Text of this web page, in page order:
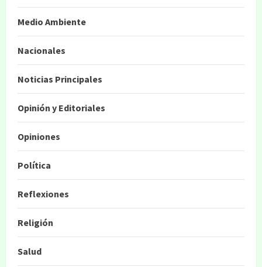
Medio Ambiente
Nacionales
Noticias Principales
Opinión y Editoriales
Opiniones
Política
Reflexiones
Religión
Salud